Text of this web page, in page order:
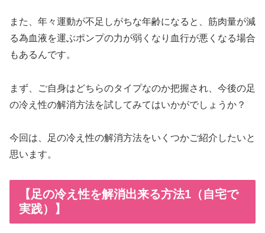
また、年々運動が不足しがちな年齢になると、筋肉量が減
る為血液を運ぶポンプの力が弱くなり血行が悪くなる場合
もあるんです。
まず、ご自身はどちらのタイプなのか把握され、今後の足
の冷え性の解消方法を試してみてはいかがでしょうか？
今回は、足の冷え性の解消方法をいくつかご紹介したいと
思います。
【足の冷え性を解消出来る方法1（自宅で
実践）】